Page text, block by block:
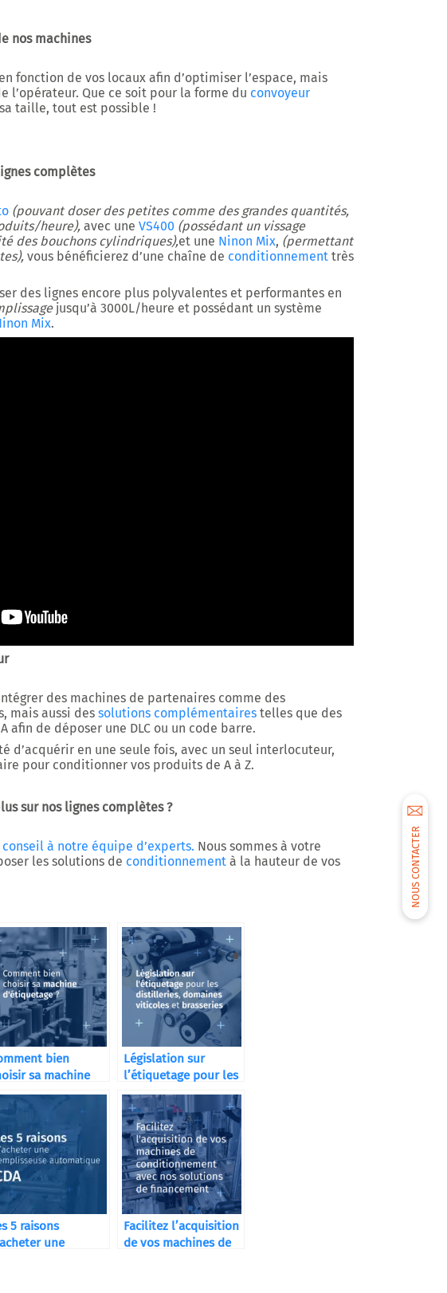
NOUS CONTACTER
nos machines
fonction de vos locaux afin d’optimiser l’espace, mais
l’opérateur. Que ce soit pour la forme du convoyeur
taille, tout est possible !
complètes
(pouvant doser des petites comme des grandes quantités,
heure), avec une VS400 (possédant un vissage
des bouchons cylindriques),et une Ninon Mix, (permettant
vous bénéficierez d’une chaîne de conditionnement très
des lignes encore plus polyvalentes et performantes en
jusqu’à 3000L/heure et possédant un système
Mix.
des machines de partenaires comme des
mais aussi des solutions complémentaires telles que des
afin de déposer une DLC ou un code barre.
d’acquérir en une seule fois, avec un seul interlocuteur,
pour conditionner vos produits de A à Z.
sur nos lignes complètes ?
à notre équipe d’experts. Nous sommes à votre
les solutions de conditionnement à la hauteur de vos
bien
sa machine
?
Législation sur
l’étiquetage pour les
distilleries
5 raisons
une
Facilitez l’acquisition
de vos machines de